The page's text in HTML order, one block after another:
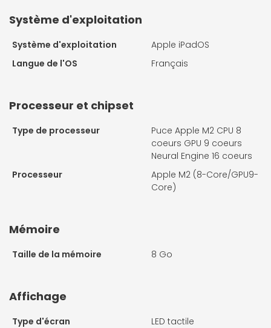
Système d'exploitation
Système d'exploitation
Apple iPadOS
Langue de l'OS
Français
Processeur et chipset
Type de processeur
Puce Apple M2 CPU 8
coeurs GPU 9 coeurs
Neural Engine 16 coeurs
Processeur
Apple M2 (8-Core/GPU9-
Core)
Mémoire
Taille de la mémoire 8 Go
Affichage
Type d'écran
LED tactile